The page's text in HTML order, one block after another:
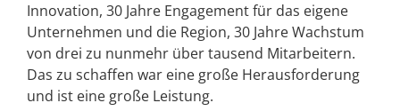
Innovation, 30 Jahre Engagement für das eigene
Unternehmen und die Region, 30 Jahre Wachstum
von drei zu nunmehr über tausend Mitarbeitern.
Das zu schaffen war eine große Herausforderung
und ist eine große Leistung.